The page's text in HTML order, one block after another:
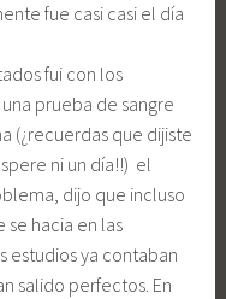
fue casi casi el día
fui con los
prueba de sangre
(¿recuerdas que dijiste
ni un día!!) el
dijo que incluso
hacia en las
estudios ya contaban
salido perfectos. En